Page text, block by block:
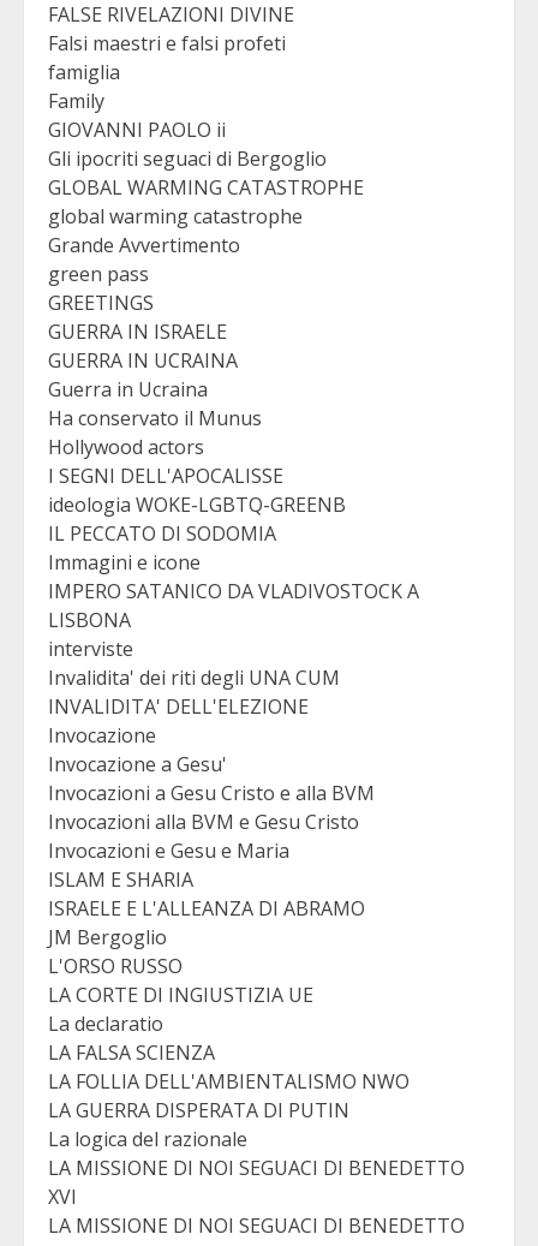
FALSE RIVELAZIONI DIVINE
Falsi maestri e falsi profeti
famiglia
Family
GIOVANNI PAOLO ii
Gli ipocriti seguaci di Bergoglio
GLOBAL WARMING CATASTROPHE
global warming catastrophe
Grande Avvertimento
green pass
GREETINGS
GUERRA IN ISRAELE
GUERRA IN UCRAINA
Guerra in Ucraina
Ha conservato il Munus
Hollywood actors
I SEGNI DELL'APOCALISSE
ideologia WOKE-LGBTQ-GREENB
IL PECCATO DI SODOMIA
Immagini e icone
IMPERO SATANICO DA VLADIVOSTOCK A
LISBONA
interviste
Invalidita' dei riti degli UNA CUM
INVALIDITA' DELL'ELEZIONE
Invocazione
Invocazione a Gesu'
Invocazioni a Gesu Cristo e alla BVM
Invocazioni alla BVM e Gesu Cristo
Invocazioni e Gesu e Maria
ISLAM E SHARIA
ISRAELE E L'ALLEANZA DI ABRAMO
JM Bergoglio
L'ORSO RUSSO
LA CORTE DI INGIUSTIZIA UE
La declaratio
LA FALSA SCIENZA
LA FOLLIA DELL'AMBIENTALISMO NWO
LA GUERRA DISPERATA DI PUTIN
La logica del razionale
LA MISSIONE DI NOI SEGUACI DI BENEDETTO
XVI
LA MISSIONE DI NOI SEGUACI DI BENEDETTO